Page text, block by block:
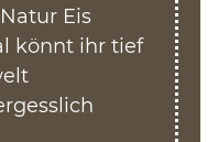
Eis
könnt ihr tief